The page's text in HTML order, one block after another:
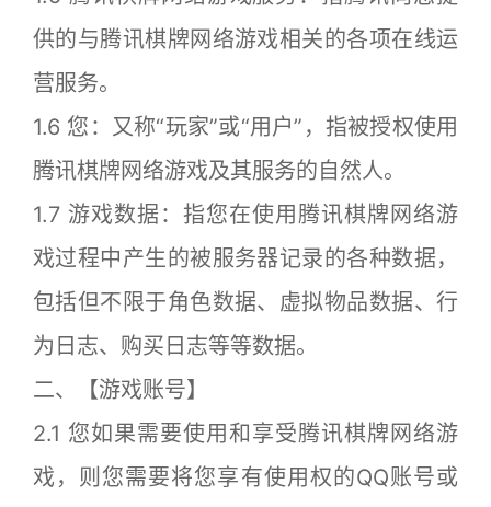
供的与腾讯棋牌网络游戏相关的各项在线运
营服务。
1.6 您：又称“玩家”或“用户”，指被授权使用
腾讯棋牌网络游戏及其服务的自然人。
1.7 游戏数据：指您在使用腾讯棋牌网络游
戏过程中产生的被服务器记录的各种数据，
包括但不限于角色数据、虚拟物品数据、行
为日志、购买日志等等数据。
二、【游戏账号】
2.1 您如果需要使用和享受腾讯棋牌网络游
戏，则您需要将您享有使用权的QQ账号或